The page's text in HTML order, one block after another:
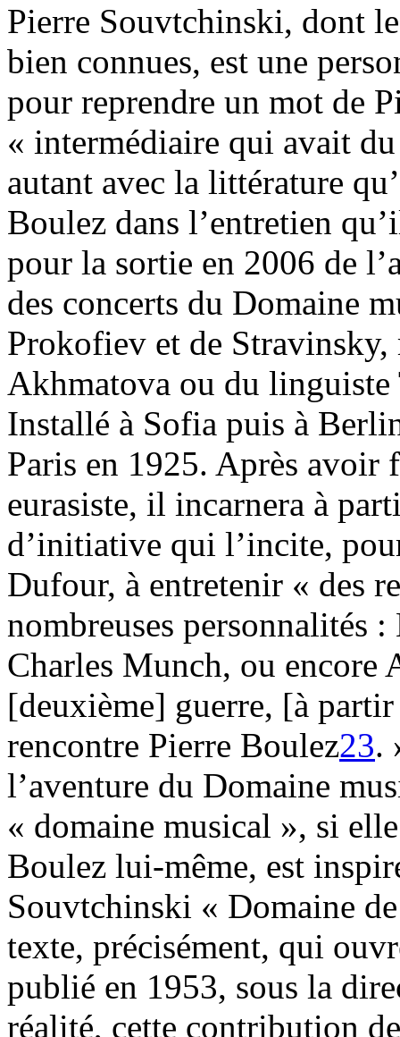
Pierre Souvtchinski, dont
bien connues, est une
pour reprendre un mot de
« intermédiaire qui avait
autant avec la littérature
Boulez dans l’entretien
pour la sortie en 2006 de
des concerts du Domaine
Prokofiev et de
Akhmatova ou du
Installé à Sofia puis à
Paris en 1925. Après avoir
eurasiste, il incarnera à
d’initiative qui l’incite,
Dufour, à entretenir « des
nombreuses personnalités
Charles Munch, ou
[deuxième] guerre, [à
rencontre Pierre Boulez23.
l’aventure du Domaine
« domaine musical », si
Boulez lui-même, est
Souvtchinski « Domaine
texte, précisément, qui
publié en 1953, sous la
réalité, cette contribution